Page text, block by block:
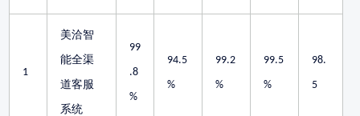
1
美洽智
能全渠
道客服
系统
99
.8
%
94.5
%
99.2
%
99.5
%
98.
5